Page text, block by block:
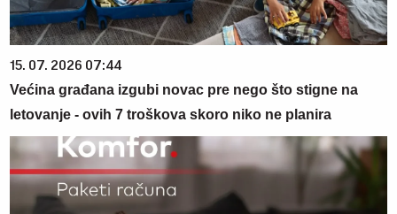
15. 07. 2026 07:44
Većina građana izgubi novac pre nego što stigne na
letovanje - ovih 7 troškova skoro niko ne planira